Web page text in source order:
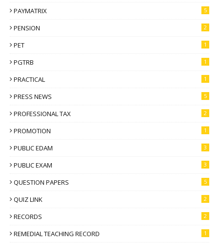
PAYMATRIX 5
PENSION 2
PET 1
PGTRB 1
PRACTICAL 1
PRESS NEWS 5
PROFESSIONAL TAX 2
PROMOTION 1
PUBLIC EDAM 3
PUBLIC EXAM 3
QUESTION PAPERS 5
QUIZ LINK 2
RECORDS 2
REMEDIAL TEACHING RECORD 1